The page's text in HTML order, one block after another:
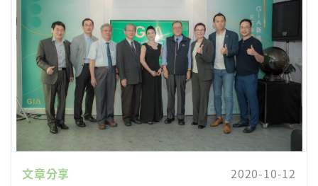
文章分享
2020-10-12